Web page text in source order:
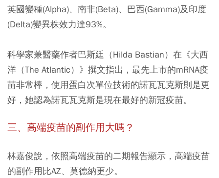
英國變種(Alpha)、南非(Beta)、巴⻄(Gamma)及印度
(Delta)變異株效⼒達93%。
科學家兼醫藥作者巴斯廷（Hilda Bastian）在《⼤⻄
洋（The Atlantic）》撰⽂指出，最先上市的mRNA疫
苗非常棒，使⽤蛋⽩次單位技術的諾瓦瓦克斯則是更
好，她認為諾瓦瓦克斯是現在最好的新冠疫苗。
三、高端疫苗的副作用大嗎？
林嘉俊說，依照高端疫苗的二期報告顯示，高端疫苗
的副作用比AZ、莫德納更少。